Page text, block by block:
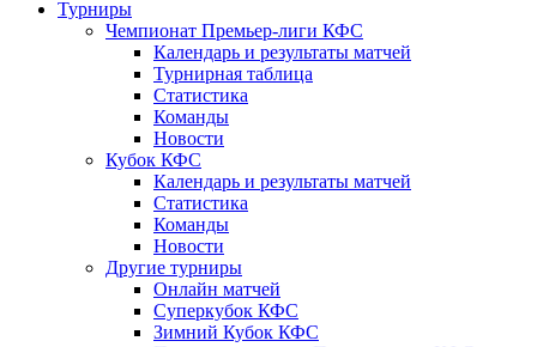
Турниры
Чемпионат Премьер-лиги КФС
Календарь и результаты матчей
Турнирная таблица
Статистика
Команды
Новости
Кубок КФС
Календарь и результаты матчей
Статистика
Команды
Новости
Другие турниры
Онлайн матчей
Суперкубок КФС
Зимний Кубок КФС